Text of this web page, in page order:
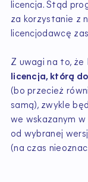
licencja. Stąd
za korzystanie z
licencjodawcę
Z uwagi na to, że
licencja, którą
(bo przecież
samą), zwykle
we wskazanym
od wybranej
(na czas